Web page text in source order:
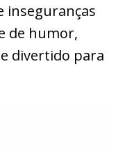
inseguranças
de humor,
divertido para